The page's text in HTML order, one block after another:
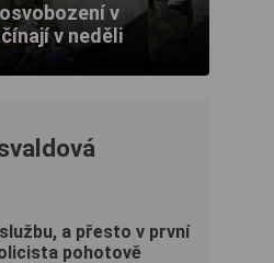
v
v neděli
a přesto v první
pohotově